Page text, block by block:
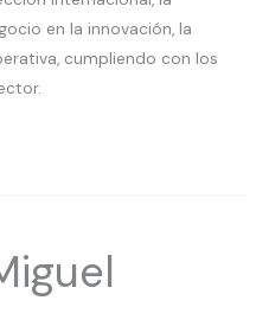
en la innovación, la
cumpliendo con los